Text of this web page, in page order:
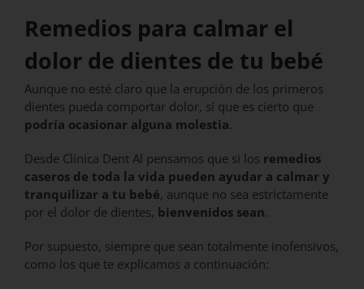
Remedios para calmar el
dolor de dientes de tu bebé
Aunque no esté claro que la erupción de los primeros
dientes pueda comportar dolor, sí que es cierto que
podría ocasionar alguna molestia.
Desde Clínica Dent Al pensamos que si los remedios
caseros de toda la vida pueden ayudar a calmar y
tranquilizar a tu bebé, aunque no sea estrictamente
por el dolor de dientes, bienvenidos sean.
Por supuesto, siempre que sean totalmente inofensivos,
como los que te explicamos a continuación: